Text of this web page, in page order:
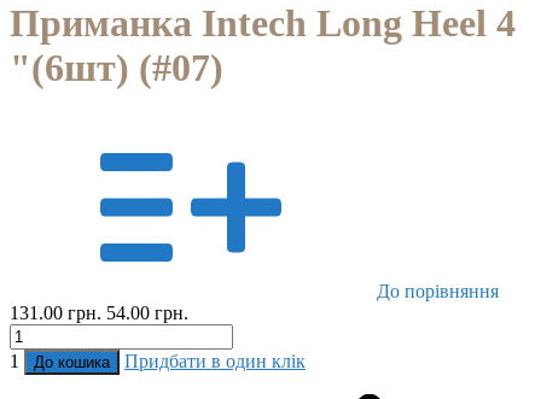
Приманка Intech Long Heel 4
"(6шт) (#07)
До порівняння
131.00 грн. 54.00 грн.
1 До кошика Придбати в один клік